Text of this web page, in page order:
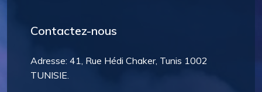
Contactez-nous
Adresse: 41, Rue Hédi Chaker, Tunis 1002
TUNISIE.